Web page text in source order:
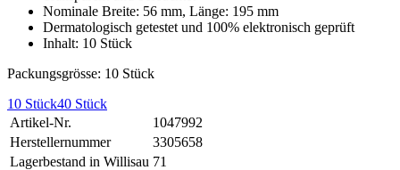
Nominale Breite: 56 mm, Länge: 195 mm
Dermatologisch getestet und 100% elektronisch geprüft
Inhalt: 10 Stück
Packungsgrösse: 10 Stück
10 Stück40 Stück
Artikel-Nr.
1047992
Herstellernummer
3305658
Lagerbestand in Willisau 71